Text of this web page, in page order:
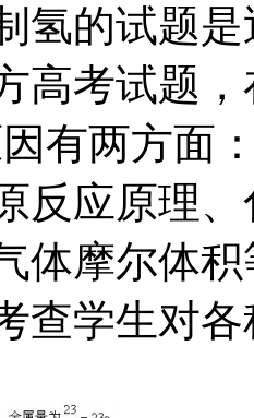
氢的试题
高考试题
有两方面
反应原理
体摩尔体
查学生对各